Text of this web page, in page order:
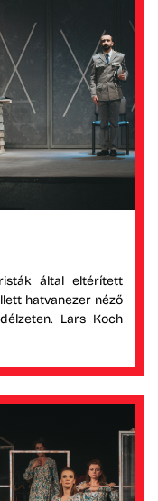
által eltérített
hatvanezer néző
Lars Koch